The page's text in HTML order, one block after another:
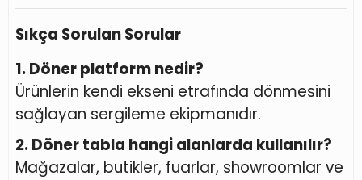
Sıkça Sorulan Sorular
1. Döner platform nedir?
Ürünlerin kendi ekseni etrafında dönmesini
sağlayan sergileme ekipmanıdır.
2. Döner tabla hangi alanlarda kullanılır?
Mağazalar, butikler, fuarlar, showroomlar ve